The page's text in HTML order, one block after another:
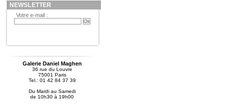
NEWSLETTER
Votre e-mail :
Galerie Daniel Maghen
36 rue du Louvre
75001 Paris
Tel.: 01 42 84 37 39
Du Mardi au Samedi
de 10h30 à 19h00